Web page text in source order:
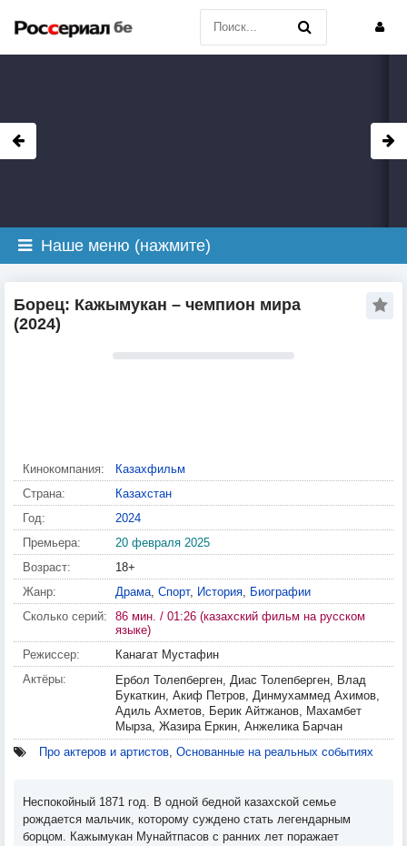
Наше меню (нажмите)
Борец: Кажымукан – чемпион мира
(2024)
Кинокомпания:
Казахфильм
Страна:
Казахстан
Год:
2024
Премьера:
20 февраля 2025
Возраст:
18+
Жанр:
Драма, Спорт, История, Биографии
Сколько серий:
86 мин. / 01:26 (казахский фильм на русском
языке)
Режиссер:
Канагат Мустафин
Актёры:
Ербол Толепберген, Диас Толепберген, Влад
Букаткин, Акиф Петров, Динмухаммед Ахимов,
Адиль Ахметов, Берик Айтжанов, Махамбет
Мырза, Жазира Еркин, Анжелика Барчан
Про актеров и артистов, Основанные на реальных событиях
Неспокойный 1871 год. В одной бедной казахской семье
рождается мальчик, которому суждено стать легендарным
борцом. Кажымукан Мунайтпасов с ранних лет поражает